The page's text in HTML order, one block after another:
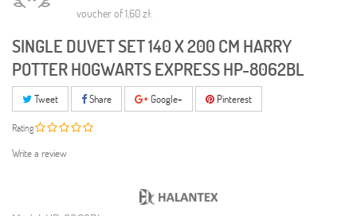
voucher of1,60 zł.
SINGLE DUVET SET 140 X 200 CM HARRY
POTTER HOGWARTS EXPRESS HP-8062BL
Tweet Share Google+ Pinterest
Rating
Write a review